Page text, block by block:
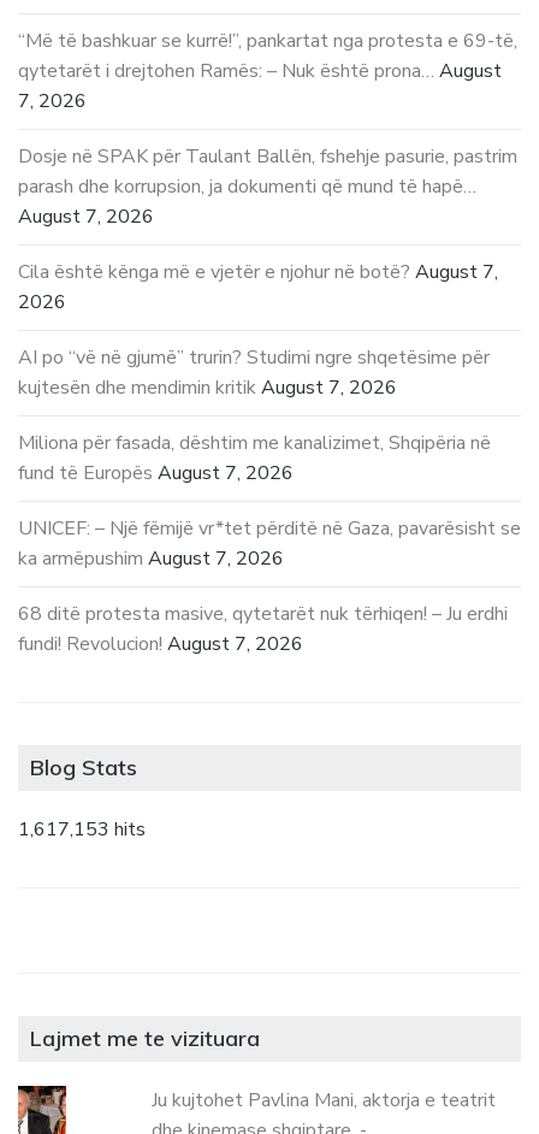
“Më të bashkuar se kurrë!”, pankartat nga protesta e 69-të,
qytetarët i drejtohen Ramës: – Nuk është prona… August
7, 2026
Dosje në SPAK për Taulant Ballën, fshehje pasurie, pastrim
parash dhe korrupsion, ja dokumenti që mund të hapë…
August 7, 2026
Cila është kënga më e vjetër e njohur në botë? August 7,
2026
AI po “vë në gjumë” trurin? Studimi ngre shqetësime për
kujtesën dhe mendimin kritikAugust 7, 2026
Miliona për fasada, dështim me kanalizimet, Shqipëria në
fund të Europës August 7, 2026
UNICEF: – Një fëmijë vr*tet përditë në Gaza, pavarësisht se
ka armëpushim August 7, 2026
68 ditë protesta masive, qytetarët nuk tërhiqen! – Ju erdhi
fundi! Revolucion! August 7, 2026
Blog Stats
1,617,153 hits
Lajmet me te vizituara
Ju kujtohet Pavlina Mani, aktorja e teatrit